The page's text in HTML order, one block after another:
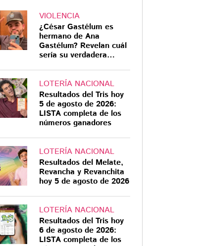
VIOLENCIA
¿César Gastélum es
hermano de Ana
Gastélum? Revelan cuál
sería su verdadera
LOTERÍA NACIONAL
Resultados del Tris hoy
5 de agosto de 2026:
LISTA completa de los
números ganadores
LOTERÍA NACIONAL
Resultados del Melate,
Revancha y Revanchita
hoy 5 de agosto de 2026
LOTERÍA NACIONAL
Resultados del Tris hoy
6 de agosto de 2026:
LISTA completa de los